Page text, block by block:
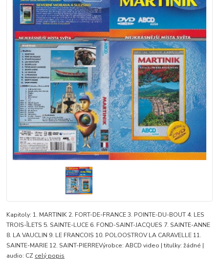
Kapitoly: 1. MARTINIK 2. FORT-DE-FRANCE 3. POINTE-DU-BOUT 4. LES
TROIS-ÎLETS 5. SAINTE-LUCE 6. FOND-SAINT-JACQUES 7. SAINTE-ANNE
8. LA VAUCLIN 9. LE FRANCOIS 10. POLOOSTROV LA CARAVELLE 11.
SAINTE-MARIE 12. SAINT-PIERREVýrobce: ABCD video | titulky: žádné |
audio: CZ celý popis